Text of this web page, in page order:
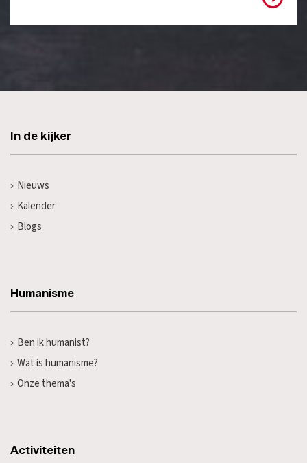
In de kijker
Nieuws
Kalender
Blogs
Humanisme
Ben ik humanist?
Wat is humanisme?
Onze thema's
Activiteiten